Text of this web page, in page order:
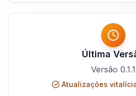
Última
Versão 0.1.1
Atualizações